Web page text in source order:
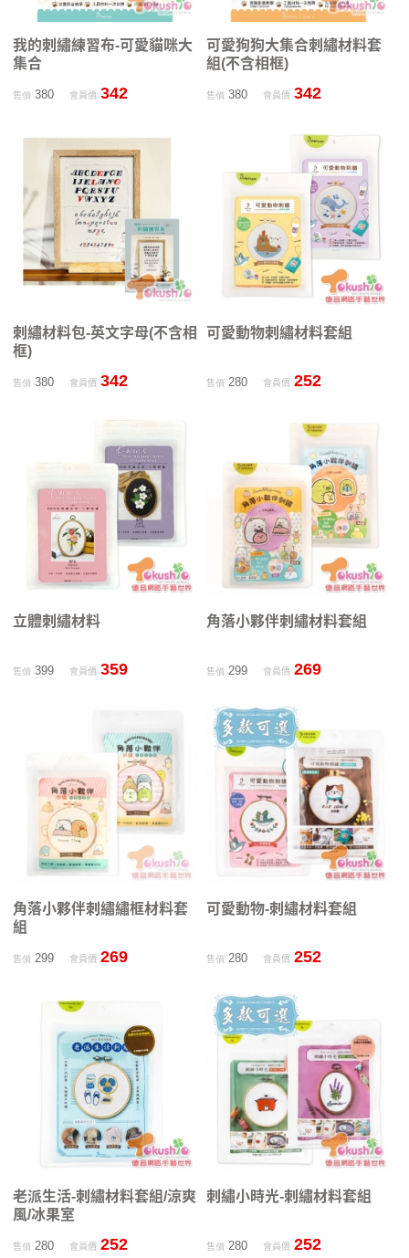
我的刺繡練習布-可愛貓咪大
集合
售價380 會員價 342
可愛狗狗大集合刺繡材料套
組(不含相框)
售價 380 會員價 342
刺繡材料包-英文字母(不含相
框)
售價380 會員價 342
可愛動物刺繡材料套組
售價 280 會員價 252
立體刺繡材料
售價399 會員價 359
角落小夥伴刺繡材料套組
售價 299 會員價 269
角落小夥伴刺繡繡框材料套
組
售價299 會員價 269
可愛動物-刺繡材料套組
售價 280 會員價 252
老派生活-刺繡材料套組/涼爽
風/冰果室
售價280 會員價 252
刺繡小時光-刺繡材料套組
售價 280 會員價 252